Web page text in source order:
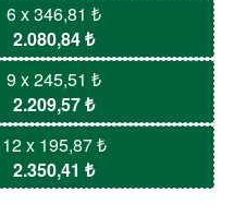
6 x 346,81 ₺
2.080,84 ₺
9 x 245,51 ₺
2.209,57 ₺
12 x 195,87 ₺
2.350,41 ₺